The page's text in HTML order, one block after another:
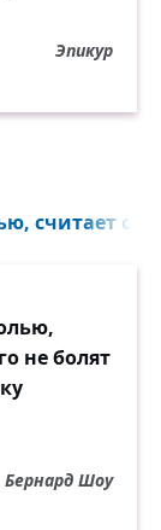
Эпикур
считает
не болят
Бернард Шоу